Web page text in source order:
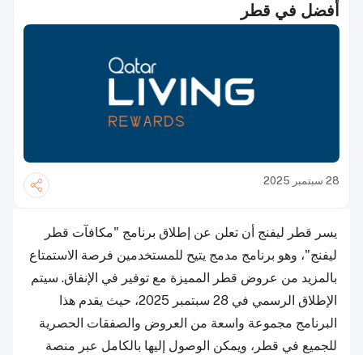
أفضل في قطر
28 سبتمبر 2025
يسر قطر ليفنج أن تعلن عن إطلاق برنامج "مكافآت قطر
ليفنج"، وهو برنامج مدمج يتيح للمستخدمين فرصة الاستمتاع
بالمزيد من عروض قطر المميزة مع توفير في الإنفاق. سيتم
الإطلاق الرسمي في 28 سبتمبر 2025، حيث يقدم هذا
البرنامج مجموعة واسعة من العروض والصفقات الحصرية
للجميع في قطر، ويمكن الوصول إليها بالكامل عبر منصة